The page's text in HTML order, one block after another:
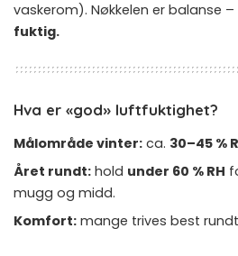
vaskerom). Nøkkelen er balanse –
fuktig.
Hva er «god» luftfuktighet?
Målområde vinter: ca. 30–45 %
Året rundt: hold under 60 % RH
mugg og midd.
Komfort: mange trives best rundt